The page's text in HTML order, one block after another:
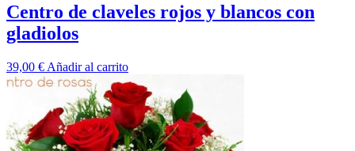
Centro de claveles rojos y blancos con
gladiolos
39,00 € Añadir al carrito